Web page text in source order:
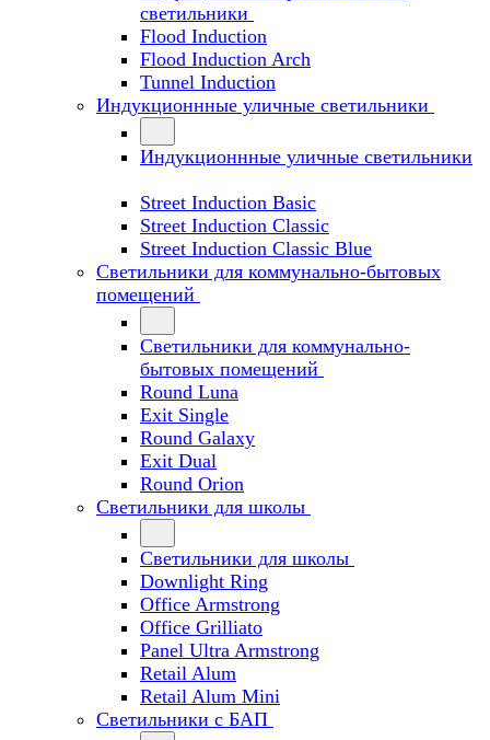
светильники
Flood Induction
Flood Induction Arch
Tunnel Induction
Индукционнные уличные светильники
Индукционнные уличные светильники
Street Induction Basic
Street Induction Classic
Street Induction Classic Blue
Светильники для коммунально-бытовых
помещений
Светильники для коммунально-
бытовых помещений
Round Luna
Exit Single
Round Galaxy
Exit Dual
Round Orion
Светильники для школы
Светильники для школы
Downlight Ring
Office Armstrong
Office Grilliato
Panel Ultra Armstrong
Retail Alum
Retail Alum Mini
Светильники с БАП